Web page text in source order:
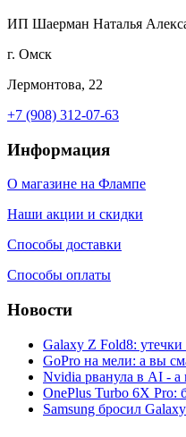
ИП Шаерман Наталья
г. Омск
Лермонтова, 22
+7 (908) 312-07-63
Информация
О магазине на Флампе
Наши акции и скидки
Способы доставки
Способы оплаты
Новости
Galaxy Z Fold8:
GoPro на мели: а вы
Nvidia рванула в AI -
OnePlus Turbo 6X
Samsung бросил